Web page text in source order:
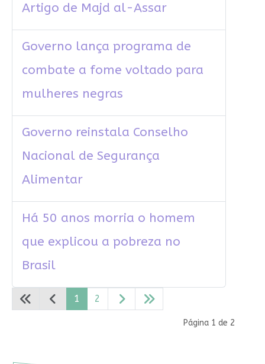
Artigo de Majd al-Assar
Governo lança programa de
combate a fome voltado para
mulheres negras
Governo reinstala Conselho
Nacional de Segurança
Alimentar
Há 50 anos morria o homem
que explicou a pobreza no
Brasil
Página 1 de 2
1 2